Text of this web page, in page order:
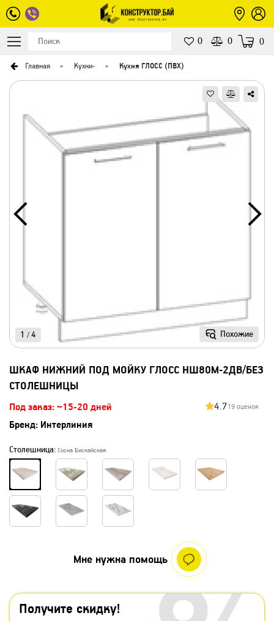
0 0 0
Главная Кухни- Кухня ГЛОСС (ПВХ)
Похожие
1 / 4
ШКАФ НИЖНИЙ ПОД МОЙКУ ГЛОСС НШ80М-2ДВ/БЕЗ
СТОЛЕШНИЦЫ
Под заказ: ~15-20 дней 4.719 оценок
Бренд: Интерлиния
Столешница: Сосна Бискайская
Получите скидку!
Мне нужна помощь